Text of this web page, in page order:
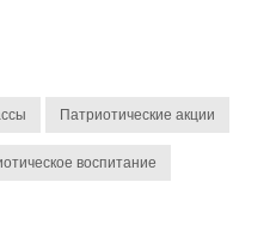
Патриотические акции
воспитание